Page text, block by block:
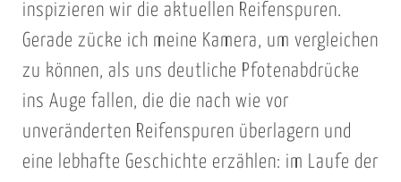
inspizieren wir die aktuellen Reifenspuren.
Gerade zücke ich meine Kamera, um vergleichen
zu können, als uns deutliche Pfotenabdrücke
ins Auge fallen, die die nach wie vor
unveränderten Reifenspuren überlagern und
eine lebhafte Geschichte erzählen: im Laufe der